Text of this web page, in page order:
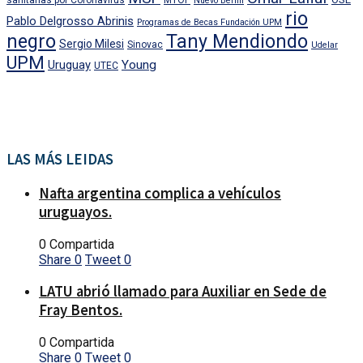
Pablo Delgrosso Abrinis Programas de Becas Fundación UPM
rio
negro Sergio Milesi Sinovac Tany Mendiondo Udelar
UPM Uruguay UTEC Young
LAS MÁS LEIDAS
Nafta argentina complica a vehículos
uruguayos.
0 Compartida
Share 0 Tweet 0
LATU abrió llamado para Auxiliar en Sede de
Fray Bentos.
0 Compartida
Share 0 Tweet 0